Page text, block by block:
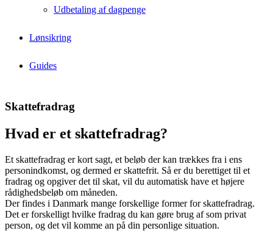
Udbetaling af dagpenge
Lønsikring
Guides
Skattefradrag
Hvad er et skattefradrag?
Et skattefradrag er kort sagt, et beløb der kan trækkes fra i ens
personindkomst, og dermed er skattefrit. Så er du berettiget til et
fradrag og opgiver det til skat, vil du automatisk have et højere
rådighedsbeløb om måneden.
Der findes i Danmark mange forskellige former for skattefradrag.
Det er forskelligt hvilke fradrag du kan gøre brug af som privat
person, og det vil komme an på din personlige situation.